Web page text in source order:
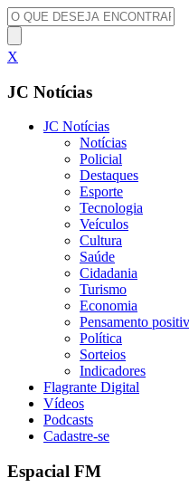
X
JC Notícias
JC Notícias
Notícias
Policial
Destaques
Esporte
Tecnologia
Veículos
Cultura
Saúde
Cidadania
Turismo
Economia
Pensamento
Política
Sorteios
Indicadores
Flagrante Digital
Vídeos
Podcasts
Cadastre-se
Espacial FM